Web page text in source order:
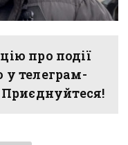
про події
у телеграм-
Приєднуйтеся!